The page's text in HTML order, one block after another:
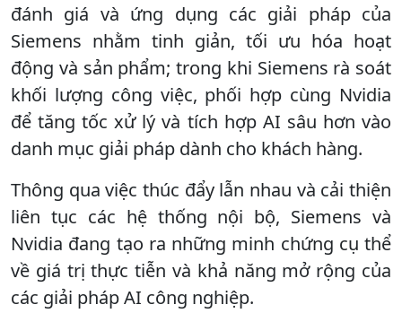
đánh giá và ứng dụng các giải pháp của
Siemens nhằm tinh giản, tối ưu hóa hoạt
động và sản phẩm; trong khi Siemens rà soát
khối lượng công việc, phối hợp cùng Nvidia
để tăng tốc xử lý và tích hợp AI sâu hơn vào
danh mục giải pháp dành cho khách hàng.
Thông qua việc thúc đẩy lẫn nhau và cải thiện
liên tục các hệ thống nội bộ, Siemens và
Nvidia đang tạo ra những minh chứng cụ thể
về giá trị thực tiễn và khả năng mở rộng của
các giải pháp AI công nghiệp.